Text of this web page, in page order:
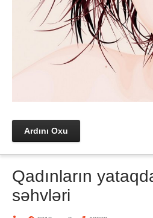
Ardını Oxu
Qadınların
səhvləri